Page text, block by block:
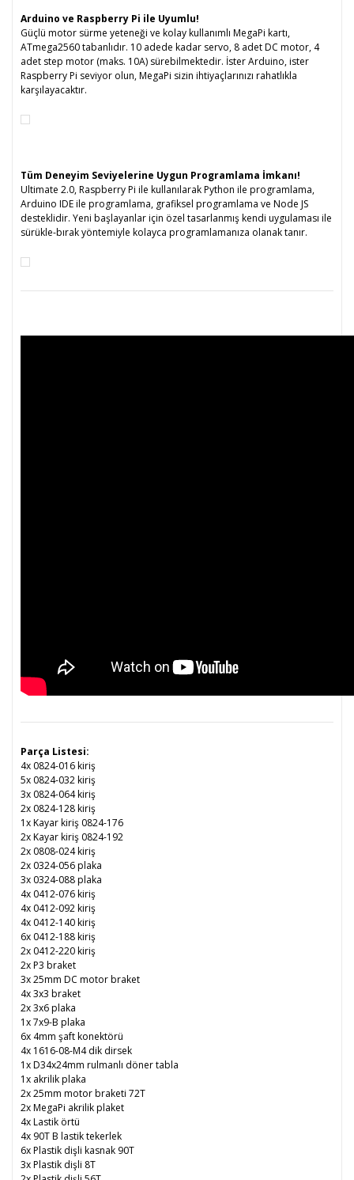
Arduino ve Raspberry Pi ile Uyumlu!
Güçlü motor sürme yeteneği ve kolay kullanımlı MegaPi kartı,
ATmega2560 tabanlıdır. 10 adede kadar servo, 8 adet DC motor, 4
adet step motor (maks. 10A) sürebilmektedir. İster Arduino, ister
Raspberry Pi seviyor olun, MegaPi sizin ihtiyaçlarınızı rahatlıkla
karşılayacaktır.
Tüm Deneyim Seviyelerine Uygun Programlama İmkanı!
Ultimate 2.0, Raspberry Pi ile kullanılarak Python ile programlama,
Arduino IDE ile programlama, grafiksel programlama ve Node JS
desteklidir. Yeni başlayanlar için özel tasarlanmış kendi uygulaması ile
sürükle-bırak yöntemiyle kolayca programlamanıza olanak tanır.
Parça Listesi:
4x 0824-016 kiriş
5x 0824-032 kiriş
3x 0824-064 kiriş
2x 0824-128 kiriş
1x Kayar kiriş 0824-176
2x Kayar kiriş 0824-192
2x 0808-024 kiriş
2x 0324-056 plaka
3x 0324-088 plaka
4x 0412-076 kiriş
4x 0412-092 kiriş
4x 0412-140 kiriş
6x 0412-188 kiriş
2x 0412-220 kiriş
2x P3 braket
3x 25mm DC motor braket
4x 3x3 braket
2x 3x6 plaka
1x 7x9-B plaka
6x 4mm şaft konektörü
4x 1616-08-M4 dik dirsek
1x D34x24mm rulmanlı döner tabla
1x akrilik plaka
2x 25mm motor braketi 72T
2x MegaPi akrilik plaket
4x Lastik örtü
4x 90T B lastik tekerlek
6x Plastik dişli kasnak 90T
3x Plastik dişli 8T